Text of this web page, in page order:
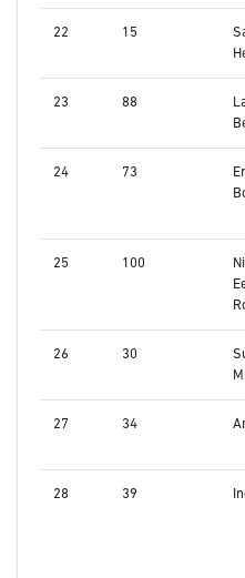
22 15
23 88
24 73
25 100
26 30
27 34
28 39